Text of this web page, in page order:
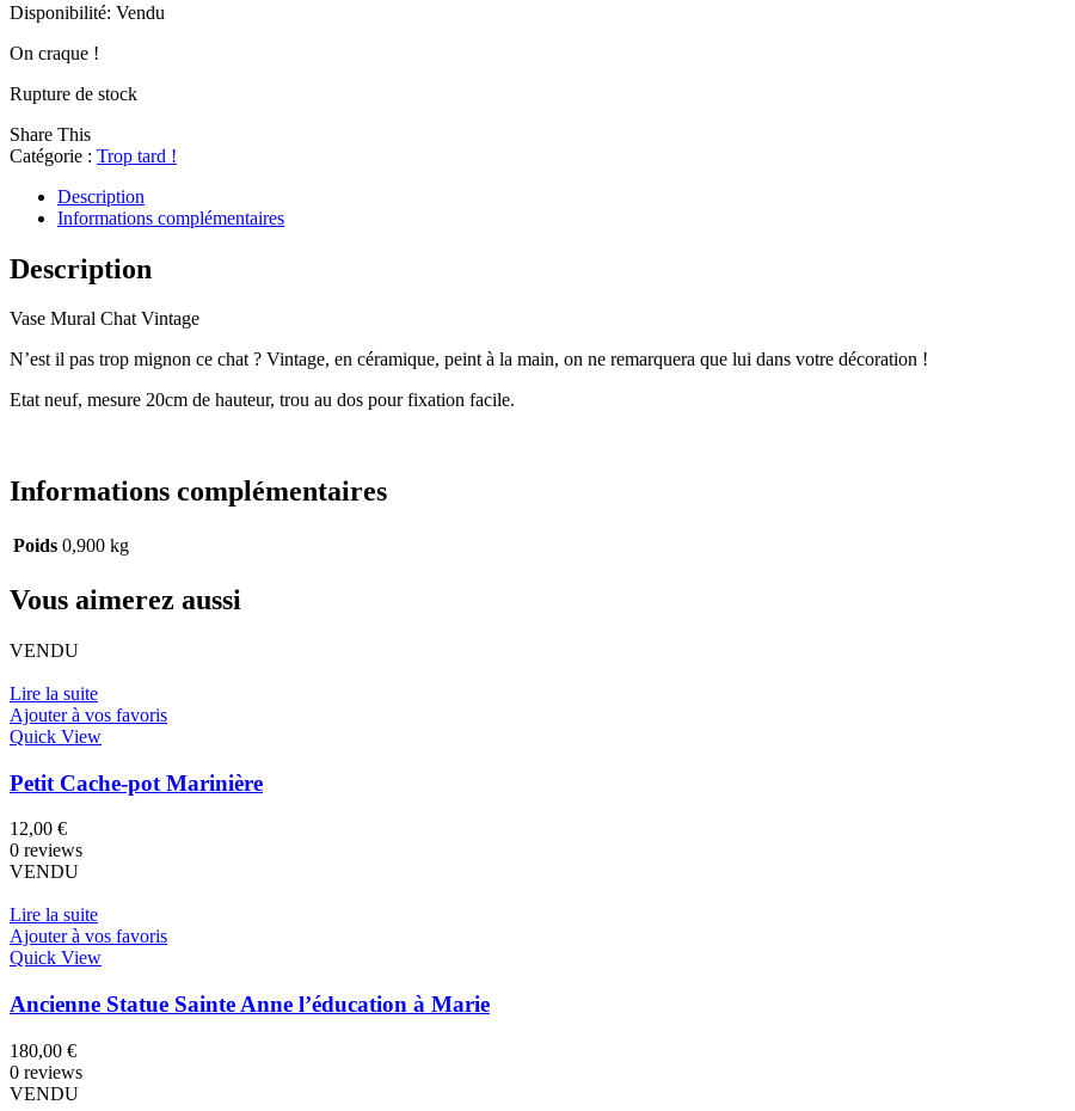
Disponibilité: Vendu
On craque !
Rupture de stock
Share This
Catégorie : Trop tard !
Description
Informations complémentaires
Description
Vase Mural Chat Vintage
N’est il pas trop mignon ce chat ? Vintage, en céramique, peint à la main, on ne remarquera que lui dans votre décoration !
Etat neuf, mesure 20cm de hauteur, trou au dos pour fixation facile.
Informations complémentaires
Poids 0,900 kg
Vous aimerez aussi
VENDU
Lire la suite
Ajouter à vos favoris
Quick View
Petit Cache-pot Marinière
12,00 €
0 reviews
VENDU
Lire la suite
Ajouter à vos favoris
Quick View
Ancienne Statue Sainte Anne l’éducation à Marie
180,00 €
0 reviews
VENDU